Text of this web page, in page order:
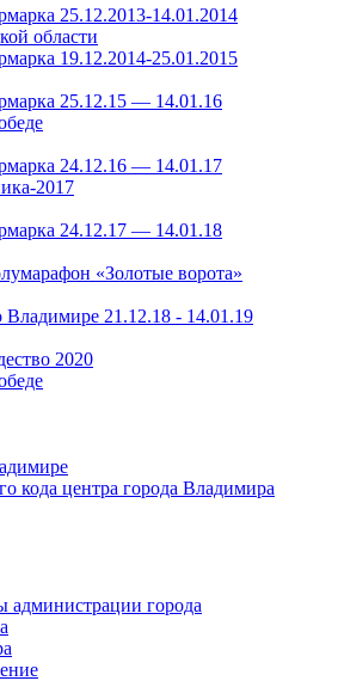
25.12.2013-14.01.2014
области
19.12.2014-25.01.2015
25.12.15 — 14.01.16
24.12.16 — 14.01.17
2017
24.12.17 — 14.01.18
«Золотые ворота»
21.12.18 - 14.01.19
2020
кода центра города Владимира
администрации города